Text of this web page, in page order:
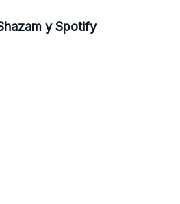
y Spotify